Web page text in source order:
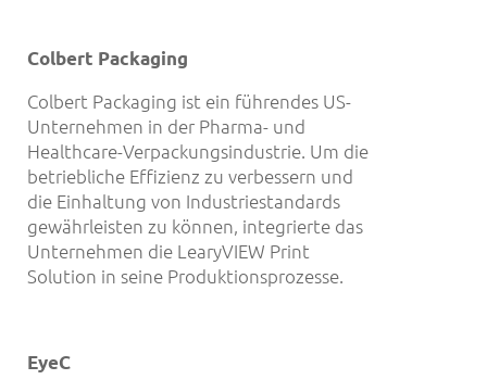
Colbert Packaging
Colbert Packaging ist ein führendes US-
Unternehmen in der Pharma- und
Healthcare-Verpackungsindustrie. Um die
betriebliche Effizienz zu verbessern und
die Einhaltung von Industriestandards
gewährleisten zu können, integrierte das
Unternehmen die LearyVIEW Print
Solution in seine Produktionsprozesse.
EyeC